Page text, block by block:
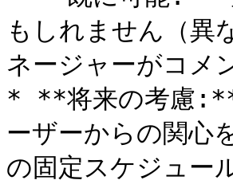
もしれません（異
ネージャーがコメ
* **将来の考慮:**
ーザーからの関心
の固定スケジュー